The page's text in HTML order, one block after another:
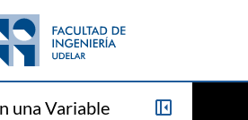
una Variable